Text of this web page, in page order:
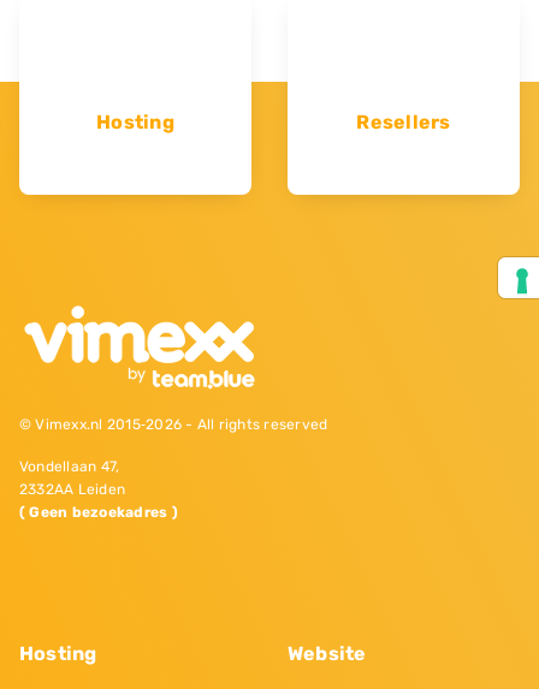
Hosting Resellers
© Vimexx.nl 2015‐2026 - All rights reserved
Vondellaan 47,
2332AA Leiden
( Geen bezoekadres )
Hosting Website